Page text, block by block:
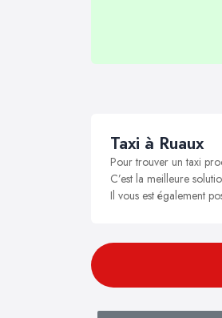
Taxi à Ruaux
Pour trouver un taxi
C’est la meilleure
Il vous est également